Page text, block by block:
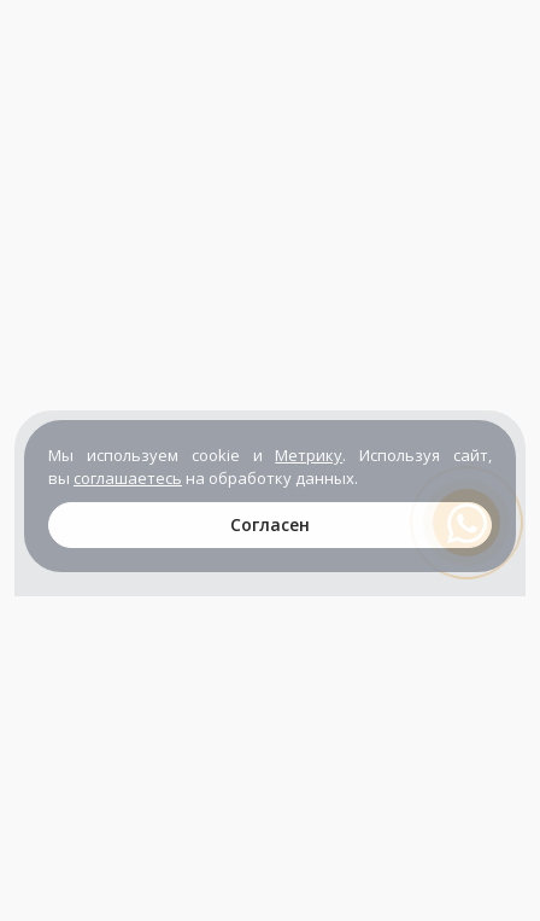
Мы используем cookie и Метрику. Используя сайт,
вы соглашаетесь на обработку данных.
Согласен